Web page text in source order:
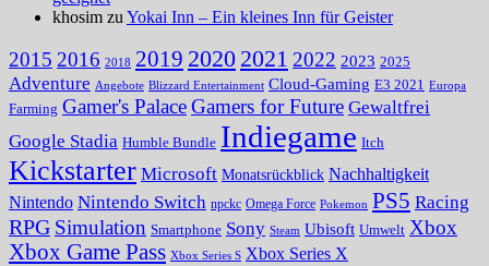
khosim zuYokai Inn – Ein kleines Inn für Geister
2015 2016 2018 2019 2020 2021 2022 2023 2025
Adventure Angebote Blizzard Entertainment Cloud-Gaming E3 2021 Europa
Farming Gamer's PalaceGamers for Future Gewaltfrei
Google Stadia Humble Bundle Indiegame Itch
Kickstarter Microsoft Monatsrückblick Nachhaltigkeit
Nintendo Nintendo Switch npckc Omega Force Pokemon PS5 Racing
RPG Simulation Smartphone Sony Steam Ubisoft Umwelt Xbox
Xbox Game Pass Xbox Series S Xbox Series X